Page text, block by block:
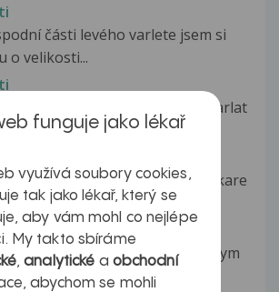
části levého varlete jsem si
o velikosti...
2014 jsem si při kontrole varlat
bouličku...
na varleti mam vyhledat lekare
par dni pockat...
Prosím dotaz na bulky nad levym
neboli to...
funguje jako lékař
využívá soubory cookies,
tak jako lékař, který se
aby vám mohl co nejlépe
My takto sbíráme
,analytické a obchodní
abychom se mohli